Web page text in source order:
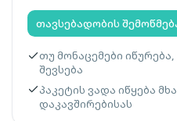
თავსებადობის
თუ მონაცემები
შევსება
პაკეტის ვადა იწყება
დაკავშირებისას